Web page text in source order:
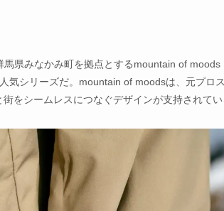
県みなかみ町を拠点とするmountain of
気シリーズだ。mountain of moodsは、元プロ
をシームレスにつなぐデザインが支持されてい